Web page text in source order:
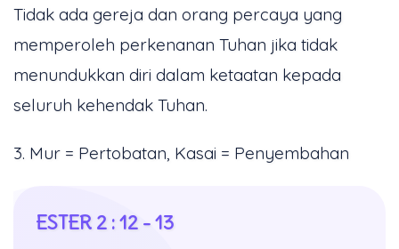
Tidak ada gereja dan orang percaya yang
memperoleh perkenanan Tuhan jika tidak
menundukkan diri dalam ketaatan kepada
seluruh kehendak Tuhan.
3. Mur = Pertobatan, Kasai = Penyembahan
ESTER 2 : 12 - 13